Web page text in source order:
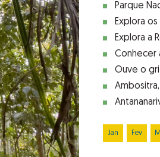
Parque
Explora
Explora a
Conhecer
Ouve o
Jan Fev